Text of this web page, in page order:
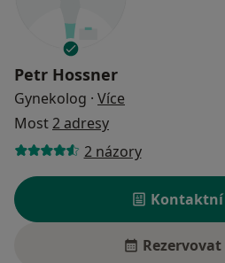
Petr Hossner
Gynekolog · Více
Most2 adresy
2 názory